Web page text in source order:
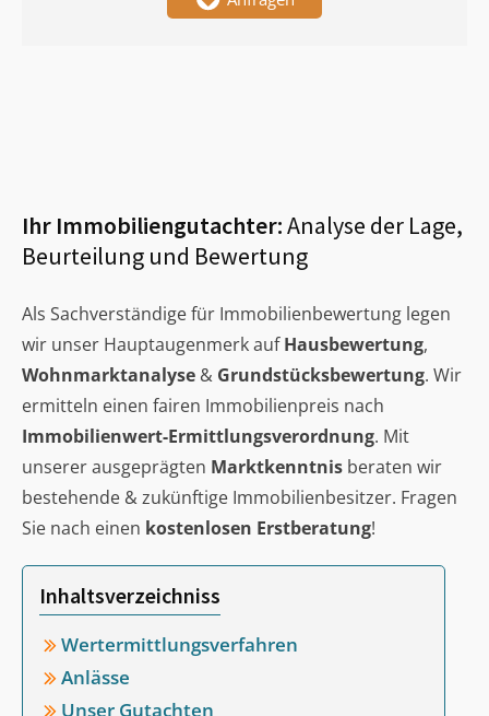
Ihr Immobiliengutachter:Analyse der Lage,
Beurteilung und Bewertung
Als Sachverständige für Immobilienbewertung legen
wir unser Hauptaugenmerk aufHausbewertung,
Wohnmarktanalyse & Grundstücksbewertung. Wir
ermitteln einen fairen Immobilienpreis nach
Immobilienwert-Ermittlungsverordnung. Mit
unserer ausgeprägten Marktkenntnis beraten wir
bestehende & zukünftige Immobilienbesitzer. Fragen
Sie nach einen kostenlosen Erstberatung!
Inhaltsverzeichniss
Wertermittlungsverfahren
Anlässe
Unser Gutachten